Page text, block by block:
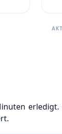
erledigt.